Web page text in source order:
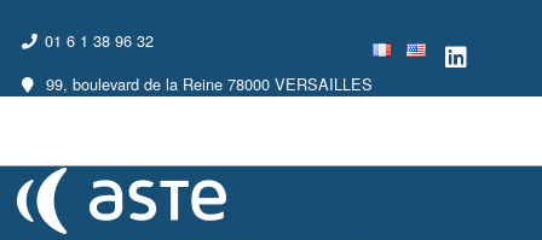
01 6 1 38 96 32
99, boulevard de la Reine 78000 VERSAILLES